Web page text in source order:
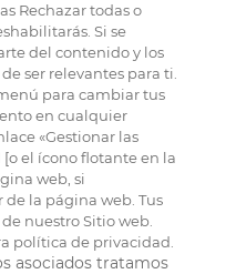
Rechazar todas o
Si se
del contenido y los
ser relevantes para ti.
para cambiar tus
en cualquier
«Gestionar las
el ícono flotante en la
web, si
la página web. Tus
nuestro Sitio web.
política de privacidad.
asociados tratamos